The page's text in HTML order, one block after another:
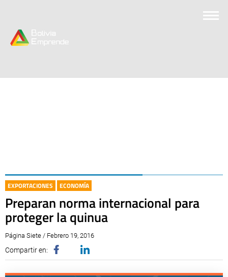
EXPORTACIONES ECONOMÍA
Preparan norma internacional para
proteger la quinua
Página Siete / Febrero 19, 2016
Compartir en: